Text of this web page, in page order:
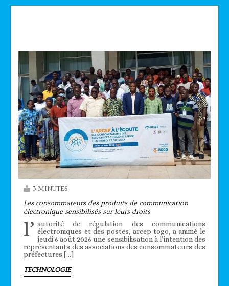
3 MINUTES
Les consommateurs des produits de communication
électronique sensibilisés sur leurs droits
l’ autorité de régulation des communications
électroniques et des postes, arcep togo, a animé le
jeudi 6 août 2026 une sensibilisation à l’intention des
représentants des associations des consommateurs des
préfectures […]
TECHNOLOGIE